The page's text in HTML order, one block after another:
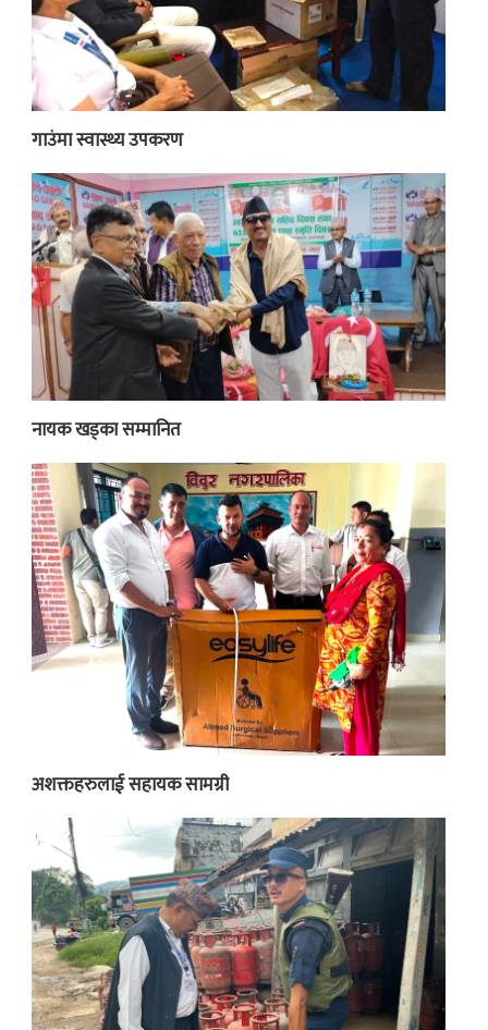
गाउंमा स्वास्थ्य उपकरण
नायक खड्का सम्मानित
अशक्तहरुलाई सहायक सामग्री